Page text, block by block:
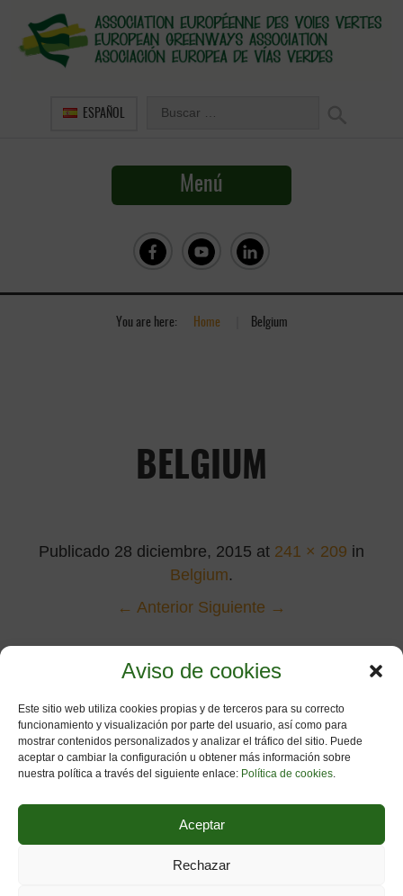
Aviso de cookies
Este sitio web utiliza cookies propias y de terceros para su correcto
funcionamiento y visualización por parte del usuario, así como para
mostrar contenidos personalizados y analizar el tráfico del sitio. Puede
aceptar o cambiar la configuración u obtener más información sobre
nuestra política a través del siguiente enlace: Política de cookies.
Aceptar
Rechazar
ESPAÑOL
Menú
You are here: Home Belgium
BELGIUM
Publicado 28 diciembre, 2015 at 241 × 209 in
Belgium.
← Anterior Siguiente →